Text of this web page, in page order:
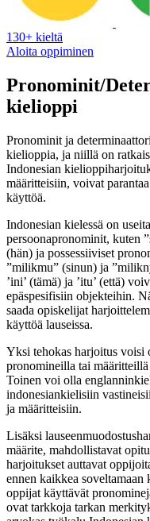
130+ kieltä
Aloita oppiminen
Pronominit/
kielioppi
Pronominit ja
kielioppia, ja niillä on
Indonesian
määritteisiin, voivat
käyttöä.
Indonesian kielessä on
persoonapronominit, kuten
(hän) ja possessiiviset
”milikmu” (sinun) ja
’ini’ (tämä) ja ’itu’ (että)
epäspesifisiin objekteihin.
saada opiskelijat
käyttöä lauseissa.
Yksi tehokas harjoitus voisi
pronomineilla tai määritteillä
Toinen voi olla
indonesiankielisiin
ja määritteisiin.
Lisäksi
määrite, mahdollistavat
harjoitukset auttavat
ennen kaikkea
oppijat käyttävät
ovat tarkkoja tarkan